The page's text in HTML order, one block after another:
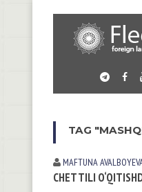
TAG
MAFTUNA
CHET TILI